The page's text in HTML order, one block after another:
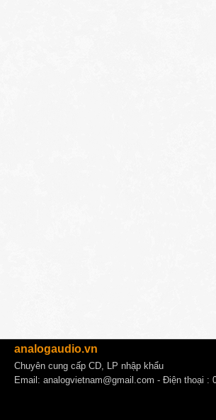
analogaudio.vn
Chuyên cung cấp CD, LP nhập khẩu
Email: analogvietnam@gmail.com - Điện thoại :